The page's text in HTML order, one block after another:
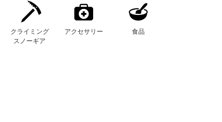
クライミング
スノーギア
アクセサリー 食品